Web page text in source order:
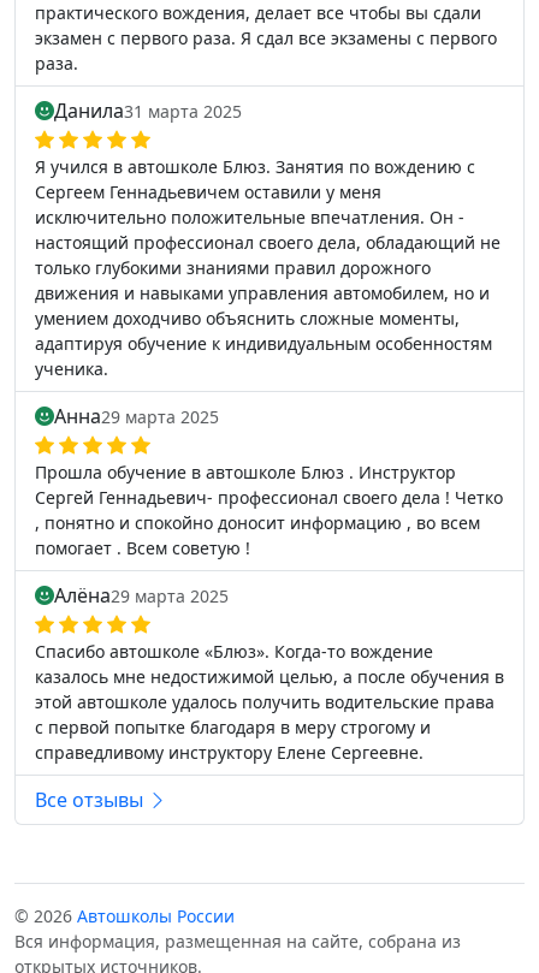
практического вождения, делает все чтобы вы сдали
экзамен с первого раза. Я сдал все экзамены с первого
раза.
Данила31 марта 2025
Я учился в автошколе Блюз. Занятия по вождению с
Сергеем Геннадьевичем оставили у меня
исключительно положительные впечатления. Он -
настоящий профессионал своего дела, обладающий не
только глубокими знаниями правил дорожного
движения и навыками управления автомобилем, но и
умением доходчиво объяснить сложные моменты,
адаптируя обучение к индивидуальным особенностям
ученика.
Анна29 марта 2025
Прошла обучение в автошколе Блюз . Инструктор
Сергей Геннадьевич- профессионал своего дела ! Четко
, понятно и спокойно доносит информацию , во всем
помогает . Всем советую !
Алёна29 марта 2025
Спасибо автошколе «Блюз». Когда-то вождение
казалось мне недостижимой целью, а после обучения в
этой автошколе удалось получить водительские права
с первой попытке благодаря в меру строгому и
справедливому инструктору Елене Сергеевне.
Все отзывы
© 2026 Автошколы России
Вся информация, размещенная на сайте, собрана из
открытых источников.